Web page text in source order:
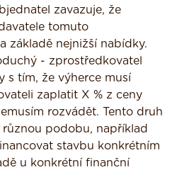
zavazuje, že
tomuto
základě nejnižší nabídky.
- zprostředkovatel
s tím, že výherce musí
zaplatit X % z ceny
rozvádět. Tento druh
podobu, například
stavbu konkrétním
u konkrétní finanční